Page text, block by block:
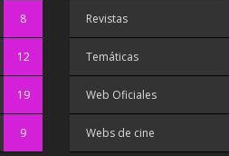
8
12
19
9
Revistas
Temáticas
Web Oficiales
Webs de cine